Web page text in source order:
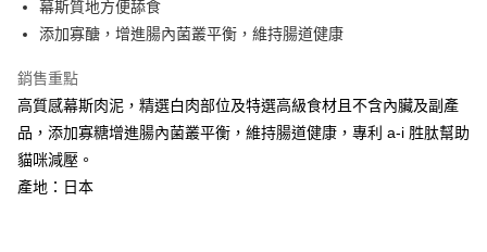
匯豐（台灣）商業銀行
華泰商業銀行
聯邦商業銀行
遠東國際商業銀行
元大商業銀行
台新國際商業銀行
中國信託商業銀行
台灣樂天信用卡公司
國泰世華商業銀行
臺灣中小企業銀行
台中商業銀行
聯邦商業銀行
元大商業銀行
永豐商業銀行
玉山商業銀行
星展（台灣）商業銀行
台灣樂天信用卡公司
Apple Pay
街口支付
悠遊付
【關於「AFTEE先享後付」】
幕斯質地方便舔食
添加寡醣，增進腸內菌叢平衡，維持腸道健康
銷售重點
高質感幕斯肉泥，精選白肉部位及特選高級食材且不含內臟及副產
品，添加寡糖增進腸內菌叢平衡，維持腸道健康，專利 a-i 胜肽幫助
貓咪減壓。
產地：日本